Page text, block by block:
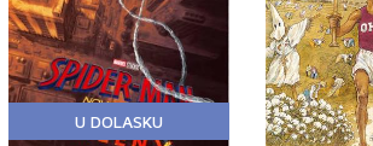
U DOLASKU